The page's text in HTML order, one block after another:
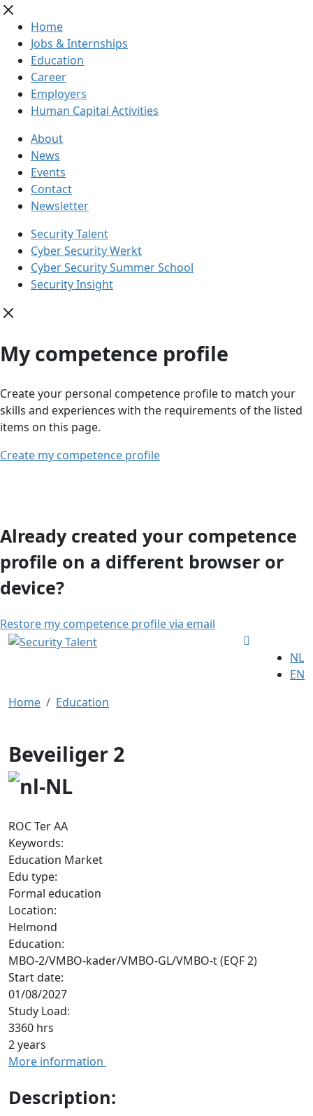
Home
Jobs & Internships
Education
Career
Employers
Human Capital Activities
About
News
Events
Contact
Newsletter
Security Talent
Cyber Security Werkt
Cyber Security Summer School
Security Insight
My competence profile
Create your personal competence profile to match your
skills and experiences with the requirements of the listed
items on this page.
Create my competence profile
Already created your competence
profile on a different browser or
device?
Restore my competence profile via email
NL
EN
Home
Education
Beveiliger 2
ROC Ter AA
Keywords:
Education Market
Edu type:
Formal education
Location:
Helmond
Education:
MBO-2/VMBO-kader/VMBO-GL/VMBO-t (EQF 2)
Start date:
01/08/2027
Study Load:
3360 hrs
2 years
More information
Description: